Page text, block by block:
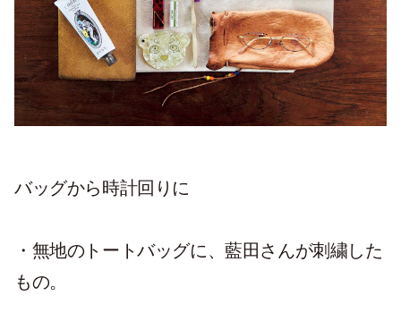
バッグから時計回りに
・無地のトートバッグに、藍田さんが刺繍した
もの。